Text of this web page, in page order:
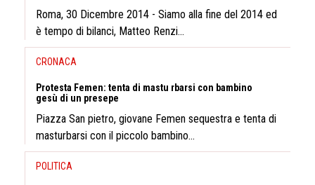
Roma, 30 Dicembre 2014 - Siamo alla fine del 2014 ed
è tempo di bilanci, Matteo Renzi...
CRONACA
Protesta Femen: tenta di mastu rbarsi con bambino
gesù di un presepe
Piazza San pietro, giovane Femen sequestra e tenta di
masturbarsi con il piccolo bambino...
POLITICA